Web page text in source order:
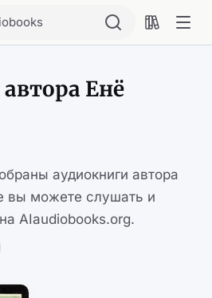
Енё
аудиокниги автора
вы можете слушать и
AIaudiobooks.org.